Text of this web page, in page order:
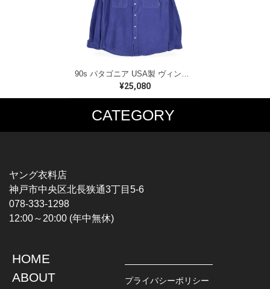
90s パタゴニア USA製 ヴィンテージ フリースオーバーシャツ パープル シンチラ PATAGONIA サイズM CA1566
¥25,080
CATEGORY
MUSIC TEE
HARDCORE / PUNK
PROGLESSIVE ROCK
POPS
SOUL / R&B
T-SHIRTS
CHAMPION
TOPS
L / S SHIRT
JACKET
DENIM
ヤング衣料店
神戸市中央区北長狭通3丁目5-6
078-333-1298
12:00～20:00 (年中無休)
HOME
ABOUT
プライバシーポリシー